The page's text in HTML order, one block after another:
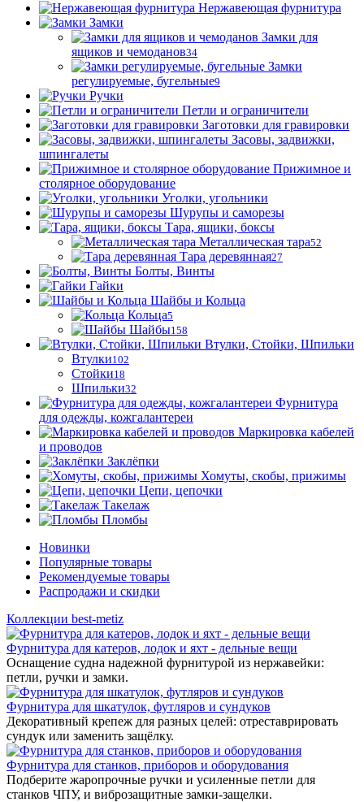
Нержавеющая фурнитура
Замки
Замки для
ящиков и чемоданов34
Замки
регулируемые, бугельные9
Ручки
Петли и ограничители
Заготовки для гравировки
Засовы, задвижки,
шпингалеты
Прижимное и
столярное оборудование
Уголки, угольники
Шурупы и саморезы
Тара, ящики, боксы
Металлическая тара52
Тара деревянная27
Болты, Винты
Гайки
Шайбы и Кольца
Кольца5
Шайбы158
Втулки, Стойки, Шпильки
Втулки102
Стойки18
Шпильки32
Фурнитура
для одежды, кожгалантереи
Маркировка кабелей
и проводов
Заклёпки
Хомуты, скобы, прижимы
Цепи, цепочки
Такелаж
Пломбы
Новинки
Популярные товары
Рекомендуемые товары
Распродажи и скидки
Коллекции best-metiz
Фурнитура для катеров, лодок и яхт - дельные вещи
Оснащение судна надежной фурнитурой из нержавейки:
петли, ручки и замки.
Фурнитура для шкатулок, футляров и сундуков
Декоративный крепеж для разных целей: отреставрировать
сундук или заменить защёлку.
Фурнитура для станков, приборов и оборудования
Подберите жаропрочные ручки и усиленные петли для
станков ЧПУ, и виброзащитные замки-защелки.